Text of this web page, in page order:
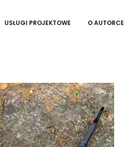
USŁUGI PROJEKTOWE O AUTORCE